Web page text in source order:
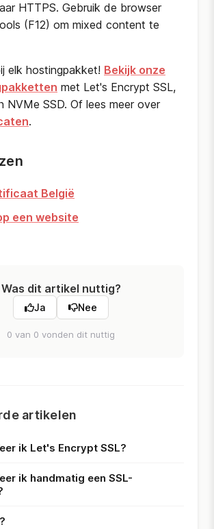
HTTPS. Gebruik de browser
(F12) om mixed content te
elk hostingpakket! Bekijk onze
met Let's Encrypt SSL,
NVMe SSD. Of lees meer over
.
België
een website
Was dit artikel nuttig?
Ja Nee
0 van 0 vonden dit nuttig
artikelen
ik Let's Encrypt SSL?
ik handmatig een SSL-